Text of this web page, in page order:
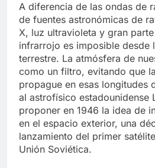
A diferencia de las ondas de
de fuentes astronómicas de
X, luz ultravioleta y gran
infrarrojo es imposible desde
terrestre. La atmósfera de
como un filtro, evitando que
propague en esas longitudes
al astrofísico estadounidense
proponer en 1946 la idea de
en el espacio exterior, una
lanzamiento del primer
Unión Soviética.